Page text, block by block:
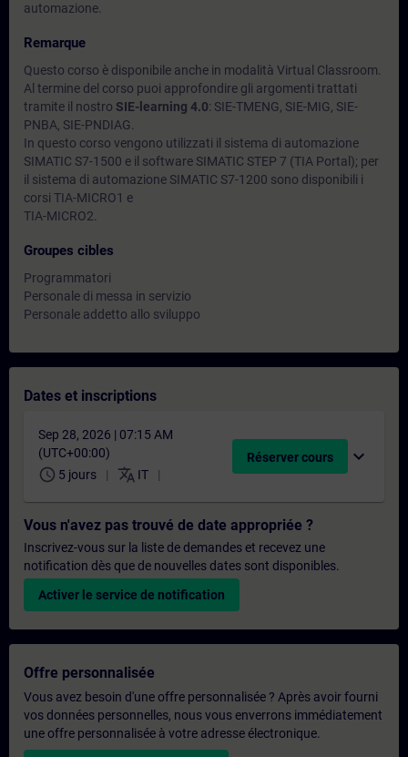
automazione.
Remarque
Questo corso è disponibile anche in modalità Virtual Classroom.
Al termine del corso puoi approfondire gli argomenti trattati
tramite il nostro SIE-learning 4.0: SIE-TMENG, SIE-MIG, SIE-
PNBA, SIE-PNDIAG.
In questo corso vengono utilizzati il sistema di automazione
SIMATIC S7-1500 e il software SIMATIC STEP 7 (TIA Portal); per
il sistema di automazione SIMATIC S7-1200 sono disponibili i
corsi TIA-MICRO1 e
TIA-MICRO2.
Groupes cibles
Programmatori
Personale di messa in servizio
Personale addetto allo sviluppo
Dates et inscriptions
Sep 28, 2026 | 07:15 AM
(UTC+00:00)
schedule 5 jours translate IT
Réserver cours expand_more
Vous n'avez pas trouvé de date appropriée ?
Inscrivez-vous sur la liste de demandes et recevez une
notification dès que de nouvelles dates sont disponibles.
Activer le service de notification
Offre personnalisée
Vous avez besoin d'une offre personnalisée ? Après avoir fourni
vos données personnelles, nous vous enverrons immédiatement
une offre personnalisée à votre adresse électronique.